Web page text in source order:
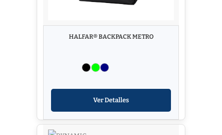
HALFAR® BACKPACK METRO
Ver Detalles